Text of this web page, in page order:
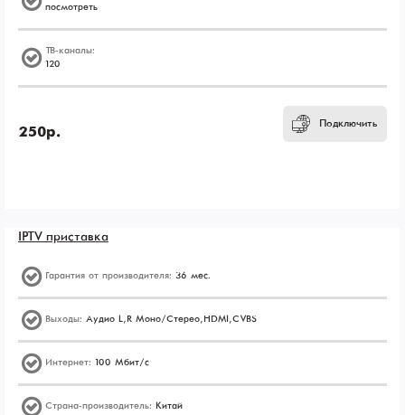
посмотреть
ТВ-каналы:
120
250р.
Подключить
IPTV приставка
Гарантия от производителя: 36 мес.
Выходы: Аудио L, R Моно/Стерео, HDMI, CVBS
Интернет: 100 Мбит/с
Страна-производитель: Китай